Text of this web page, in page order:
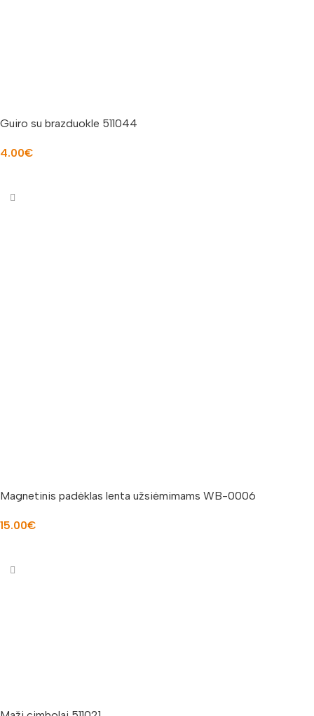
Guiro su brazduokle 511044
4.00€
Magnetinis padėklas lenta užsiėmimams WB-0006
15.00€